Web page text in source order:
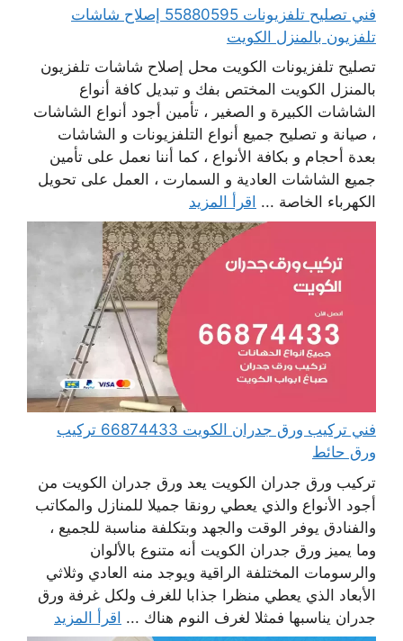
فني تصليح تلفزيونات 55880595 إصلاح شاشات
تلفزيون بالمنزل الكويت
تصليح تلفزيونات الكويت محل إصلاح شاشات تلفزيون
بالمنزل الكويت المختص بفك و تبديل كافة أنواع
الشاشات الكبيرة و الصغير ، تأمين أجود أنواع الشاشات
، صيانة و تصليح جميع أنواع التلفزيونات و الشاشات
بعدة أحجام و بكافة الأنواع ، كما أننا نعمل على تأمين
جميع الشاشات العادية و السمارت ، العمل على تحويل
الكهرباء الخاصة ... اقرأ المزيد
فني تركيب ورق جدران الكويت 66874433 تركيب
ورق حائط
تركيب ورق جدران الكويت يعد ورق جدران الكويت من
أجود الأنواع والذي يعطي رونقا جميلا للمنازل والمكاتب
والفنادق يوفر الوقت والجهد وبتكلفة مناسبة للجميع ،
وما يميز ورق جدران الكويت أنه متنوع بالألوان
والرسومات المختلفة الراقية ويوجد منه العادي وثلاثي
الأبعاد الذي يعطي منظرا جذابا للغرف ولكل غرفة ورق
جدران يناسبها فمثلا لغرف النوم هناك ... اقرأ المزيد